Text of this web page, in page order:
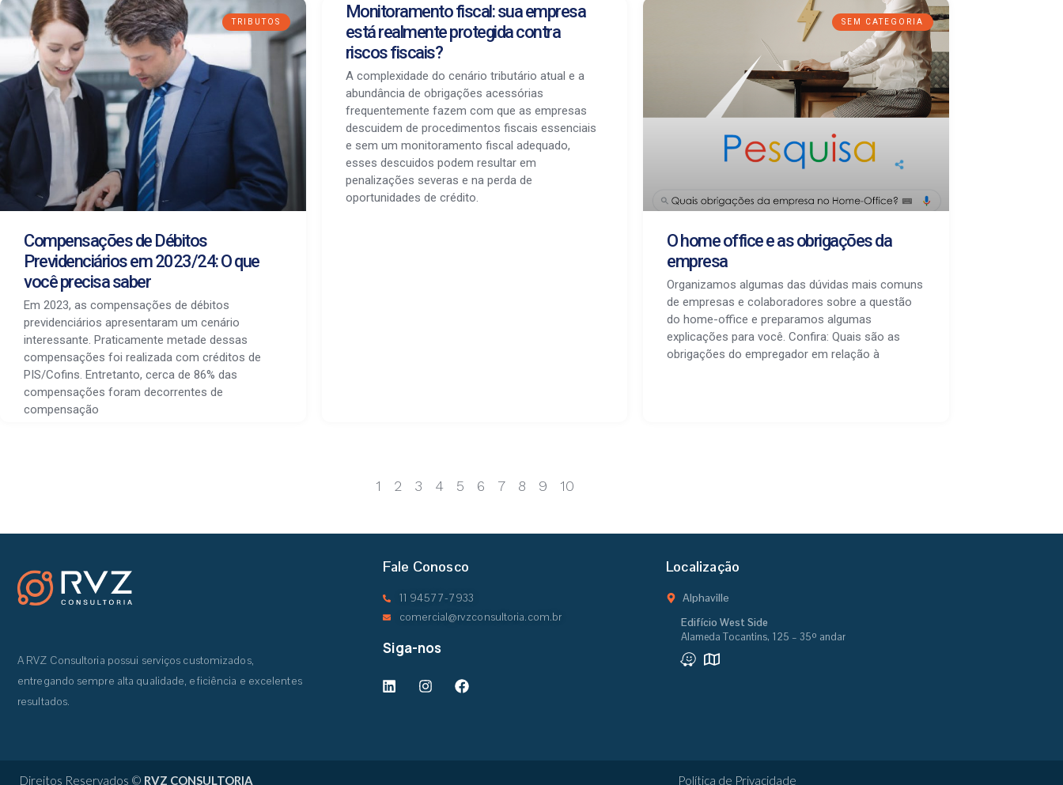
TRIBUTOS
Compensações de Débitos
Previdenciários em 2023/24: O que
você precisa saber
Em 2023, as compensações de débitos
previdenciários apresentaram um cenário
interessante. Praticamente metade dessas
compensações foi realizada com créditos de
PIS/Cofins. Entretanto, cerca de 86% das
compensações foram decorrentes de
compensação
Monitoramento fiscal: sua empresa
está realmente protegida contra
riscos fiscais?
A complexidade do cenário tributário atual e a
abundância de obrigações acessórias
frequentemente fazem com que as empresas
descuidem de procedimentos fiscais essenciais
e sem um monitoramento fiscal adequado,
esses descuidos podem resultar em
penalizações severas e na perda de
oportunidades de crédito.
SEM CATEGORIA
O home office e as obrigações da
empresa
Organizamos algumas das dúvidas mais comuns
de empresas e colaboradores sobre a questão
do home-office e preparamos algumas
explicações para você. Confira: Quais são as
obrigações do empregador em relação à
1 2 3 4 5 6 7 8 9 10
A RVZ Consultoria possui serviços customizados,
entregando sempre alta qualidade, eficiência e excelentes
resultados.
Fale Conosco
11 94577-7933
comercial@rvzconsultoria.com.br
Siga-nos
Localização
Alphaville
Edifício West Side
Alameda Tocantins, 125 – 35º andar
Direitos Reservados © RVZ CONSULTORIA Política de Privacidade